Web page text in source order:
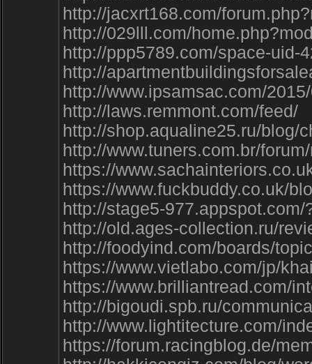
http://jacxrt168.com/
http://029lll.com/
http://ppp5789.com/space-uid-
http://
http://www.ipsamsac.com/
http://laws.remmont.com/feed/
http://shop.aqualine25.ru/blog/
http://www.tuners.com.br/
https://
https://www.fuckbuddy.co.uk/
http://stage5-
http://old.ages-collection.ru/
http://foodyind.com/boards/
https://www.vietlabo.com/jp/
https://www.brilliantread.com/
http://bigoudi.spb.ru/
http://www.lightitecture.com/
https://forum.racingblog.de/